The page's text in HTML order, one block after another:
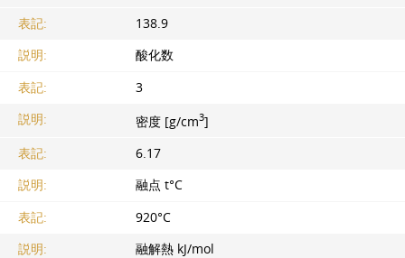
表記:
138.9
説明:
酸化数
表記:
3
説明:
密度 [g/cm3]
表記:
6.17
説明:
融点 t°C
表記:
920°C
説明:
融解熱 kJ/mol